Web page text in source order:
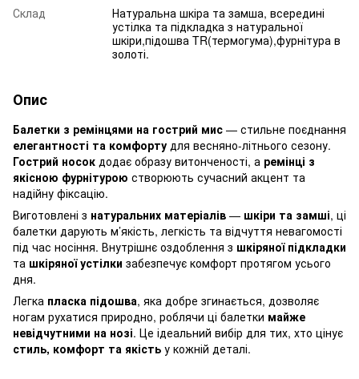
Склад
Натуральна шкіра та замша, всередині
устілка та підкладка з натуральної
шкіри,підошва TR(термогума),фурнітура в
золоті.
Опис
Балетки з ремінцями на гострий мис — стильне поєднання
елегантності та комфорту для весняно-літнього сезону.
Гострий носок додає образу витонченості, а ремінці з
якісною фурнітурою створюють сучасний акцент та
надійну фіксацію.
Виготовлені з натуральних матеріалів — шкіри та замші, ці
балетки дарують м’якість, легкість та відчуття невагомості
під час носіння. Внутрішнє оздоблення з шкіряної підкладки
та шкіряної устілки забезпечує комфорт протягом усього
дня.
Легка пласка підошва, яка добре згинається, дозволяє
ногам рухатися природно, роблячи ці балетки майже
невідчутними на нозі. Це ідеальний вибір для тих, хто цінує
стиль, комфорт та якість у кожній деталі.